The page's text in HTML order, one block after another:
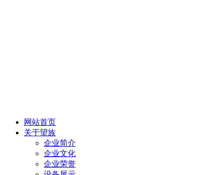
网站首页
关于望族
企业简介
企业文化
企业荣誉